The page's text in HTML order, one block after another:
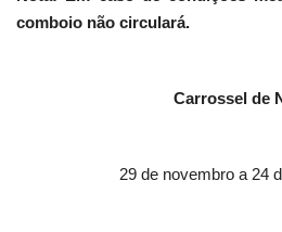
comboio não circulará.
Carrossel de
29 de novembro a 24